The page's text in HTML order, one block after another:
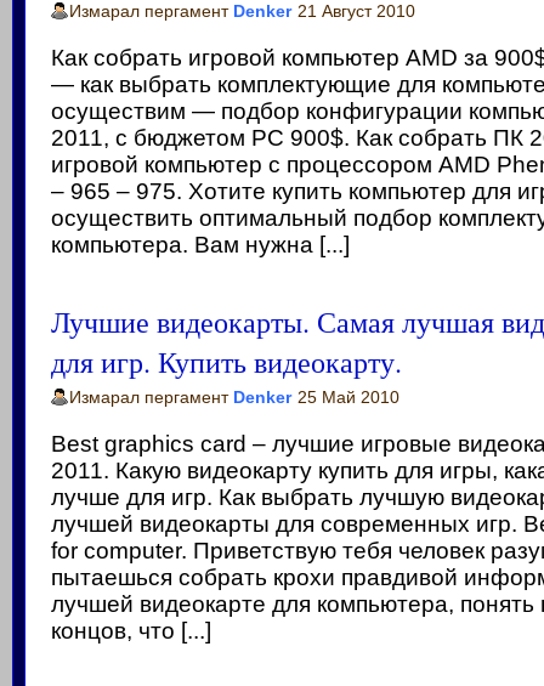
Измарал пергамент Denker 21 Август 2010
Как собрать игровой компьютер AMD за
— как выбрать комплектующие для
осуществим — подбор конфигурации
2011, с бюджетом PC 900$. Как собрать ПК
игровой компьютер с процессором AMD
– 965 – 975. Хотите купить компьютер для
осуществить оптимальный подбор
компьютера. Вам нужна [...]
Лучшие видеокарты. Самая лучшая
для игр. Купить видеокарту.
Измарал пергамент Denker 25 Май 2010
Best graphics card – лучшие игровые
2011. Какую видеокарту купить для игры,
лучше для игр. Как выбрать лучшую
лучшей видеокарты для современных игр.
for computer. Приветствую тебя человек
пытаешься собрать крохи правдивой
лучшей видеокарте для компьютера, понять
концов, что [...]